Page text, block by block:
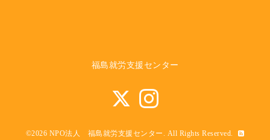
福島就労支援センター
©2026 NPO法人 福島就労支援センター . All Rights Reserved.